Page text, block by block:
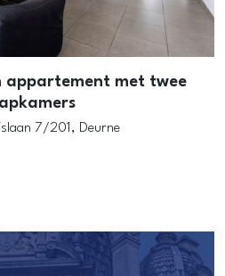
appartement met twee
7/201, Deurne